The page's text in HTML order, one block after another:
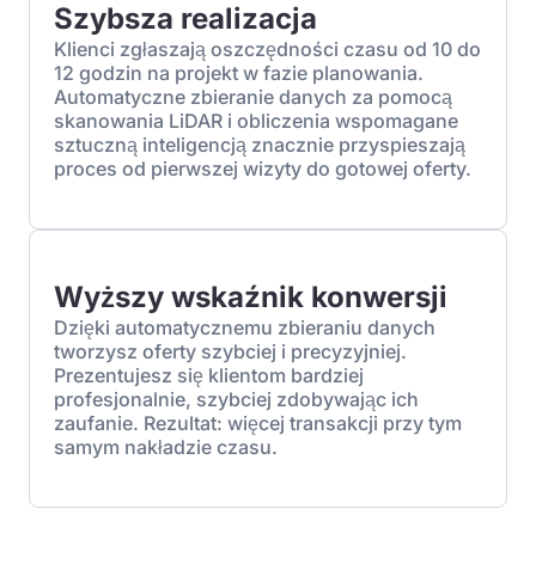
Szybsza realizacja
Klienci zgłaszają oszczędności czasu od 10 do
12 godzin na projekt w fazie planowania.
Automatyczne zbieranie danych za pomocą
skanowania LiDAR i obliczenia wspomagane
sztuczną inteligencją znacznie przyspieszają
proces od pierwszej wizyty do gotowej oferty.
Wyższy wskaźnik konwersji
Dzięki automatycznemu zbieraniu danych
tworzysz oferty szybciej i precyzyjniej.
Prezentujesz się klientom bardziej
profesjonalnie, szybciej zdobywając ich
zaufanie. Rezultat: więcej transakcji przy tym
samym nakładzie czasu.